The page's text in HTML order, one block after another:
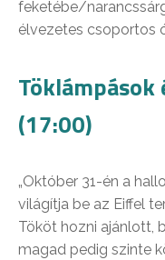
feketébe/
élvezetes csoportos
Töklámpások
(17:00)
„Október 31-én a
világítja be az Eiffel
Tököt hozni ajánlott,
magad pedig szinte